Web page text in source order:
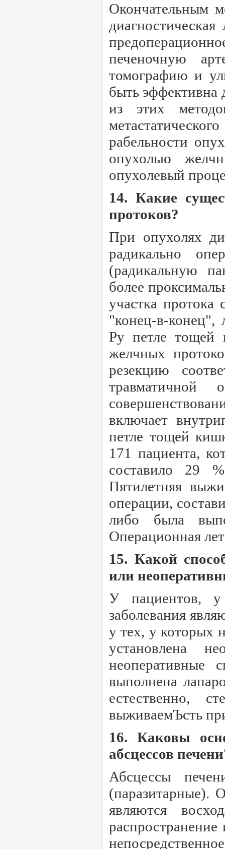
Окончательным
печеночную
томографию и
быть эффективна
из этих
рабельности
опухолью
опухолевый
14. Какие
протоков?
При опухолях
радикально
(радикальную
более
участка
"конец-в-конец",
Ру петле тощей
желчных
резекцию
травматичной
включает
петле тощей
171 пациента,
составило 29
Пятилетняя
операции,
либо была
Операционная
15. Какой
или
У пациентов, у
заболевания
у тех, у которых
установлена
неоперативные
выполнена
естественно,
выживаемЪсть
16. Каковы
абсцессов
Абсцессы
(паразитарные).
являются